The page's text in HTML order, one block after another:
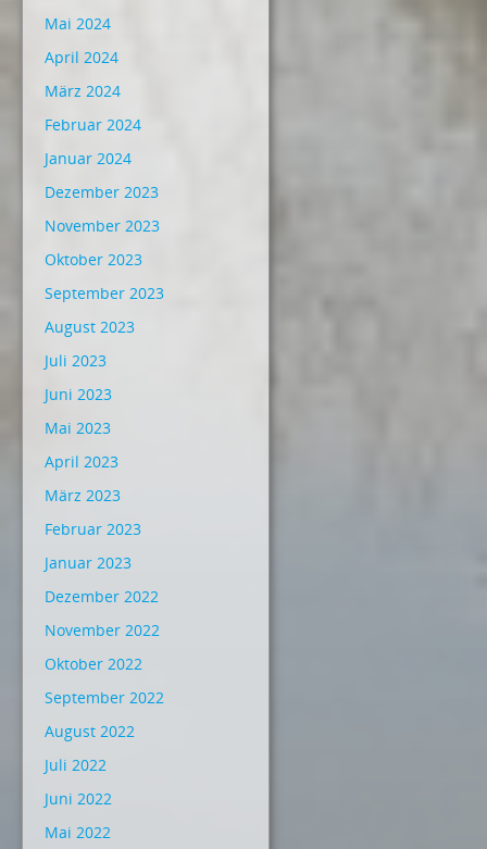
Mai 2024
April 2024
März 2024
Februar 2024
Januar 2024
Dezember 2023
November 2023
Oktober 2023
September 2023
August 2023
Juli 2023
Juni 2023
Mai 2023
April 2023
März 2023
Februar 2023
Januar 2023
Dezember 2022
November 2022
Oktober 2022
September 2022
August 2022
Juli 2022
Juni 2022
Mai 2022